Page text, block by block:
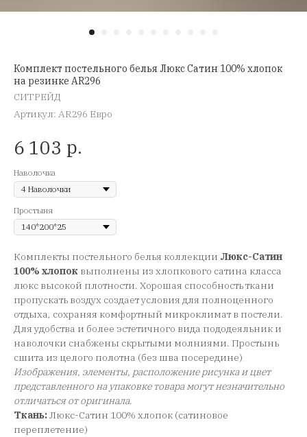
Комплект постельного белья Люкс Сатин 100% хлопок
на резинке AR296
СИТРЕЙД
Артикул: AR296 Евро
6 103 р.
Наволочка
Простыня
Комплекты постельного белья коллекции Люкс-Сатин
100% хлопок выполнены из хлопкового сатина класса
люкс высокой плотности. Хорошая способность ткани
пропускать воздух создает условия для полноценного
отдыха, сохраняя комфортный микроклимат в постели.
Для удобства и более эстетичного вида пододеяльник и
наволочки снабжены скрытыми молниями. Простынь
сшита из целого полотна (без шва посередине)
Изображения, элементы, расположение рисунка и цвет
представленного на упаковке товара могут незначительно
отличаться от оригинала.
Ткань:Люкс-Сатин 100% хлопок (сатиновое
переплетение)